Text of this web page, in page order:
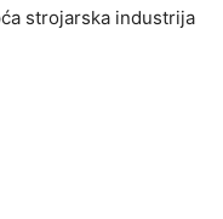
strojarska industrija